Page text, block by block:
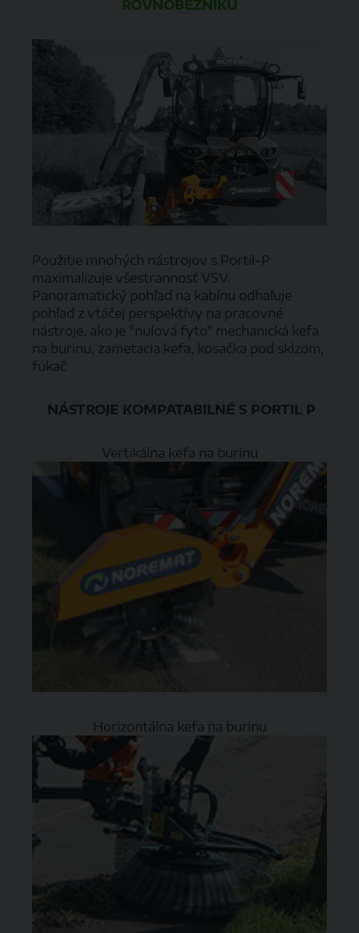
ROVNOBEŽNÍKU
Použitie mnohých nástrojov s Portil-P
maximalizuje všestrannosť VSV.
Panoramatický pohľad na kabínu odhaľuje
pohľad z vtáčej perspektívy na pracovné
nástroje, ako je "nulová fyto" mechanická kefa
na burinu, zametacia kefa, kosačka pod sklzom,
fúkač
NÁSTROJE KOMPATABILNÉ S PORTIL P
Vertikálna kefa na burinu
Horizontálna kefa na burinu